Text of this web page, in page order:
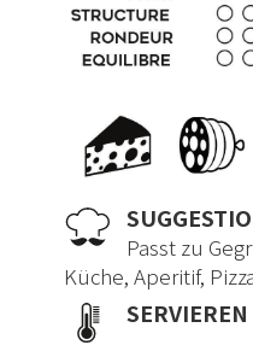
Passt zu
Küche, Aperitif,